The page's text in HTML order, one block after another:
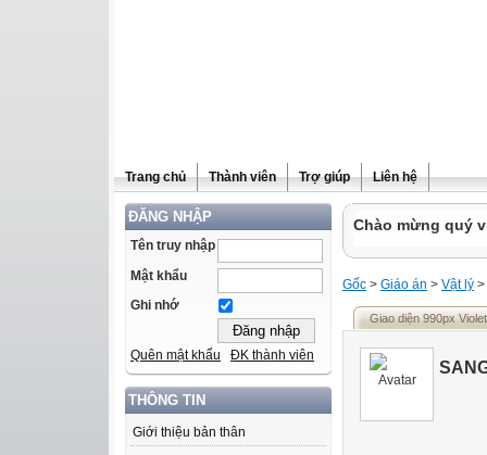
Trang chủ Thành viên Trợ giúp Liên hệ
ĐĂNG NHẬP
Tên truy nhập
Mật khẩu
Ghi nhớ
Quên mật khẩu ĐK thành viên
THÔNG TIN
Giới thiệu bản thân
Chào mừng quý
Gốc > Giáo án > Vật lý >
Giao diện 990px Violet